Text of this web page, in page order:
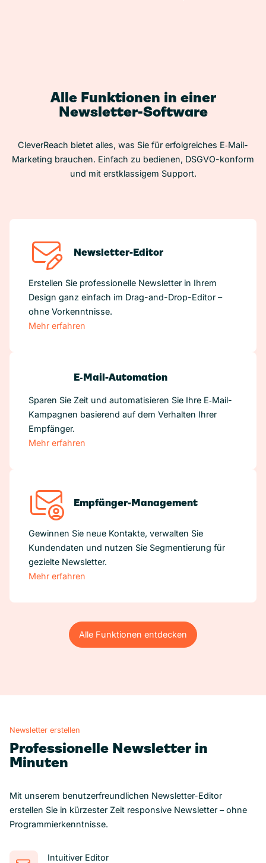
Alle Funktionen in einer
Newsletter-Software
CleverReach bietet alles, was Sie für erfolgreiches E‑Mail-
Marketing brauchen. Einfach zu bedienen, DSGVO-konform
und mit erstklassigem Support.
Newsletter-Editor
Erstellen Sie professionelle Newsletter in Ihrem
Design ganz einfach im Drag-and-Drop-Editor –
ohne Vorkenntnisse.
Mehr erfahren
E‑Mail-Automation
Sparen Sie Zeit und automatisieren Sie Ihre E‑Mail-
Kampagnen basierend auf dem Verhalten Ihrer
Empfänger.
Mehr erfahren
Empfänger-Management
Gewinnen Sie neue Kontakte, verwalten Sie
Kundendaten und nutzen Sie Segmentierung für
gezielte Newsletter.
Mehr erfahren
Alle Funktionen entdecken
Alle Funktionen entdecken
Newsletter erstellen
Professionelle Newsletter in
Minuten
Mit unserem benutzerfreundlichen Newsletter-Editor
erstellen Sie in kürzester Zeit responsive Newsletter – ohne
Programmierkenntnisse.
Intuitiver Editor